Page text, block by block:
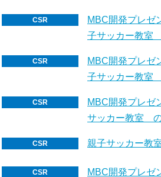
CSR
MBC開発プレ
子サッカー教室
CSR
MBC開発プレ
子サッカー教室
CSR
MBC開発プレ
サッカー教室
CSR 親子サッカー教
CSR MBC開発プレ